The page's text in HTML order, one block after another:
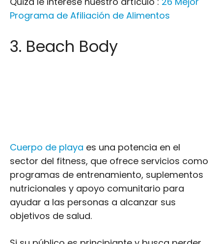
Programa de Afiliación de Alimentos
3. Beach Body
ayudar a las personas a alcanzar sus
objetivos de salud.
Si su público es principiante y busca perder
algunos kilos, entonces Beach Body tiene
algo para sus seguidores.
La gente llegará a ser entrenado bajo